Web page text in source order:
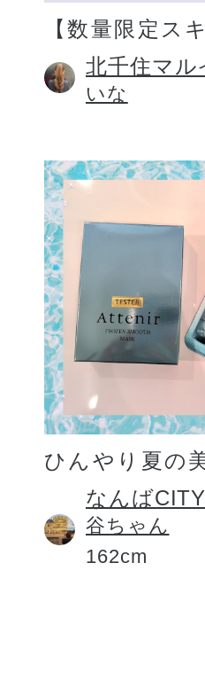
【数量限定ス
北千住マル
いな
ひんやり夏の
なんば
谷ちゃん
162cm